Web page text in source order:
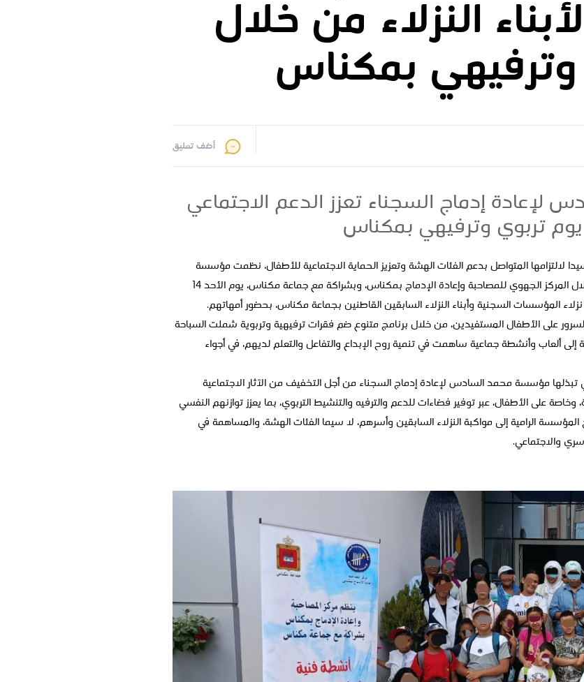
النزلاء من خلال
بمكناس
أضف تعليق
إدماج السجناء تعزز الدعم الاجتماعي
يوم تربوي وترفيهي بمكناس
لالتزامها المتواصل بدعم الفئات الهشة وتعزيز الحماية الاجتماعية للأطفال، نظمت مؤسسة
محمد السادس لإعادة إدماج السجناء، من خلال المركز الجهوي للمصاحبة وإعادة الإدماج بمكناس، وبشراكة مع جماعة مكناس، يوم الأحد 14
على الأطفال المستفيدين، من خلال برنامج متنوع ضم فقرات ترفيهية وتربوية شملت السباحة
ألعاب وأنشطة جماعية ساهمت في تنمية روح الإبداع والتفاعل والتعلم لديهم، في أجواء
تبذلها مؤسسة محمد السادس لإعادة إدماج السجناء من أجل التخفيف من الآثار الاجتماعية
وخاصة على الأطفال، عبر توفير فضاءات للدعم والترفيه والتنشيط التربوي، بما يعزز توازنهم النفسي
الرامية إلى مواكبة النزلاء السابقين وأسرهم، لا سيما الفئات الهشة، والمساهمة في
والاجتماعي.